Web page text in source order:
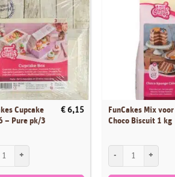
Cupcake
– Pure pk/3
€6,15
FunCakes Mix voor
Choco Biscuit 1 kg